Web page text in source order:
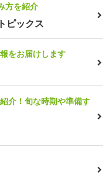
方を紹介
ピックス
をお届けします
介！旬な時期や準備す